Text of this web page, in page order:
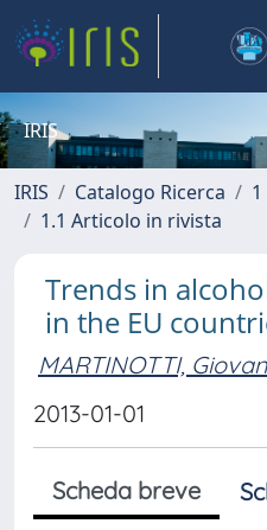
IRIS
IRIS Catalogo Ricerca
1.1 Articolo in rivista
Trends in
in the EU
MARTINOTTI,
2013-01-01
Scheda breve